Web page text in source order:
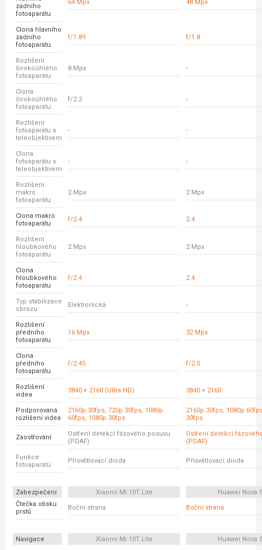
zadního
fotoaparátu
64 Mpx 48 Mpx
Clona hlavního
zadního
fotoaparátu
f/1.89 f/1.8
Rozlišení
širokoúhlého
fotoaparátu
8 Mpx -
Clona
širokoúhlého
fotoaparátu
f/2.2 -
Rozlišení
fotoaparátu s
teleobjektivem
- -
Clona
fotoaparátu s
teleobjektivem
- -
Rozlišení
makro
fotoaparátu
2 Mpx 2 Mpx
Clona makro
fotoaparátu
f/2.4 2.4
Rozlišení
hloubkového
fotoaparátu
2 Mpx 2 Mpx
Clona
hloubkového
fotoaparátu
f/2.4 2.4
Typ stabilizace
obrazu
Elektronická -
Rozlišení
předního
fotoaparátu
16 Mpx 32 Mpx
Clona
předního
fotoaparátu
f/2.45 f/2.0
Rozlišení
videa
3840 × 2160 (Ultra HD) 3840 × 2160
Podporovaná
rozlišení videa
2160p 30fps, 720p 30fps, 1080p
60fps, 1080p 30fps
2160p 30fps, 1080p
30fps
Zaostřování
Ostření detekcí fázového posuvu
(PDAF)
Ostření detekcí
(PDAF)
Funkce
fotoaparátu
Přisvětlovací dioda Přisvětlovací dioda
Zabezpečení Xiaomi Mi 10T Lite
Huawei Nova
Čtečka otisku
prstů
Boční strana Boční strana
Navigace Xiaomi Mi 10T Lite Huawei Nova